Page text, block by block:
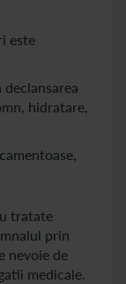
este
hidratare,
tratate
prin
nevoie de
medicale.